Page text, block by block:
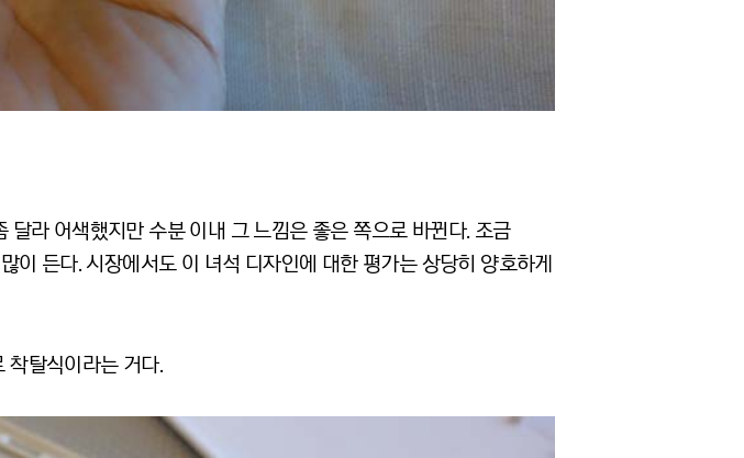
라 어색했지만 수분 이내 그 느낌은 좋은 쪽으로 바뀐다. 조금
이 든다. 시장에서도 이 녀석 디자인에 대한 평가는 상당히 양호하게
착탈식이라는 거다.